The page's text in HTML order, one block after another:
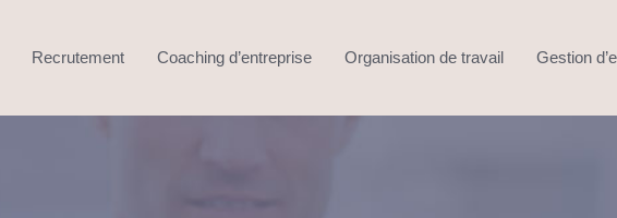
Recrutement Coaching d’entreprise Organisation de travail Gestion